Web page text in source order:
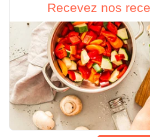
Recevez nos